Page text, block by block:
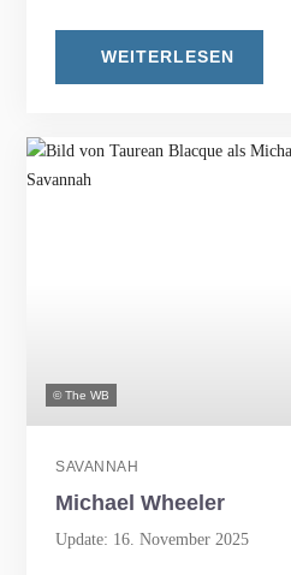
WEITERLESEN
© The WB
SAVANNAH
Michael Wheeler
Update: 16. November 2025